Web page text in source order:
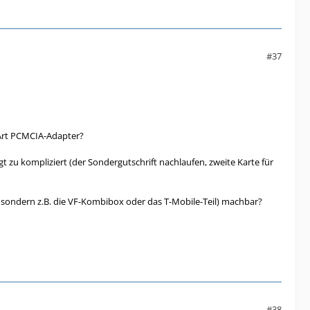
#37
PCMCIA-Adapter?
zu kompliziert (der Sondergutschrift nachlaufen, zweite Karte für
z.B. die VF-Kombibox oder das T-Mobile-Teil) machbar?